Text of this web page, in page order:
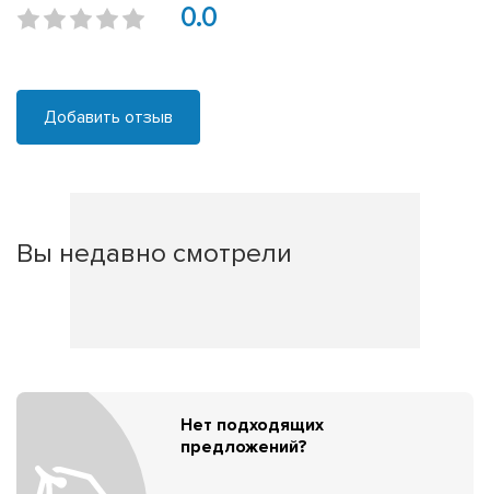
0.0
Добавить отзыв
Вы недавно смотрели
Нет подходящих
предложений?